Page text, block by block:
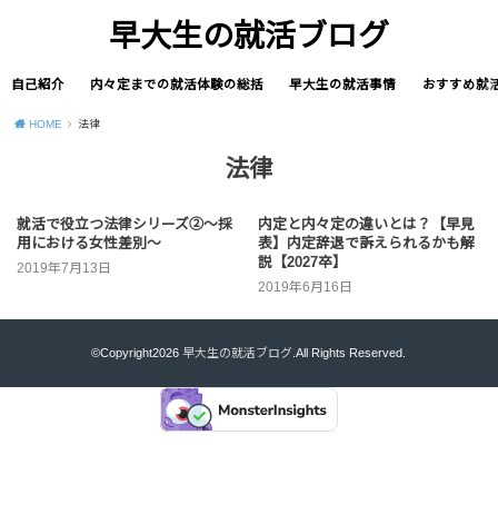
早大生の就活ブログ
自己紹介 内々定までの就活体験の総括 早大生の就活事情 おすすめ就
HOME 法律
法律
就活で役立つ法律シリーズ②～採
用における女性差別～
2019年7月13日
内定と内々定の違いとは？【早見
表】内定辞退で訴えられるかも解
説【2027卒】
2019年6月16日
©Copyright2026早大生の就活ブログ .All Rights Reserved.